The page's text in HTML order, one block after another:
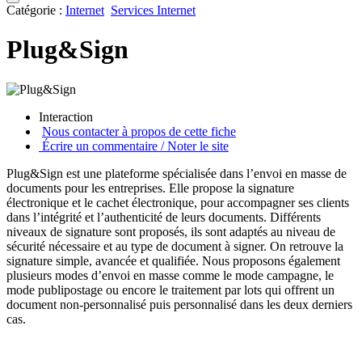
Catégorie : Internet Services Internet
Plug&Sign
Interaction
Nous contacter à propos de cette fiche
Écrire un commentaire / Noter le site
Plug&Sign est une plateforme spécialisée dans l’envoi en masse de
documents pour les entreprises. Elle propose la signature
électronique et le cachet électronique, pour accompagner ses clients
dans l’intégrité et l’authenticité de leurs documents. Différents
niveaux de signature sont proposés, ils sont adaptés au niveau de
sécurité nécessaire et au type de document à signer. On retrouve la
signature simple, avancée et qualifiée. Nous proposons également
plusieurs modes d’envoi en masse comme le mode campagne, le
mode publipostage ou encore le traitement par lots qui offrent un
document non-personnalisé puis personnalisé dans les deux derniers
cas.